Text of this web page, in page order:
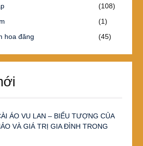
(108)
(1)
hoa đăng
(45)
ÁO VU LAN – BIỂU TƯỢNG CỦA
VÀ GIÁ TRỊ GIA ĐÌNH TRONG